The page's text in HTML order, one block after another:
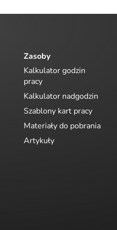
Zasoby
Kalkulator godzin
pracy
Kalkulator nadgodzin
Szablony kart pracy
Materiały do pobrania
Artykuły